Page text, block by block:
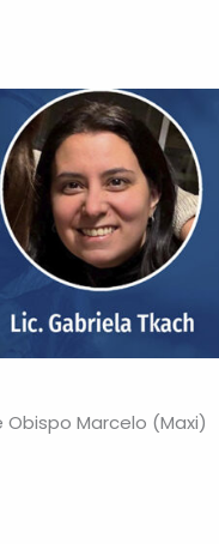
Marcelo (Maxi)